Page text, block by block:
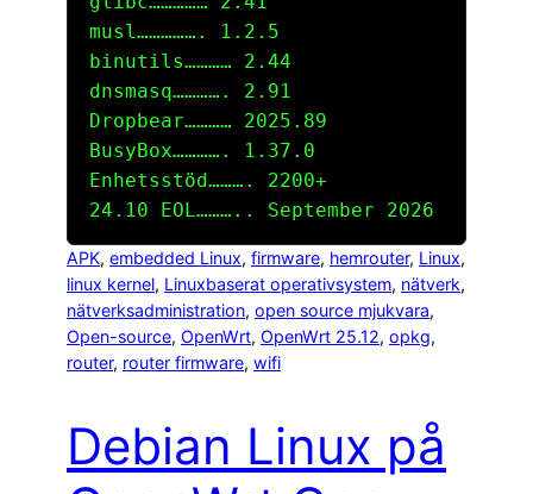
musl……………. 1.2.5
binutils………… 2.44
dnsmasq…………. 2.91
Dropbear………… 2025.89
BusyBox…………. 1.37.0
Enhetsstöd………. 2200+
24.10 EOL……….. September 2026
APK, embedded Linux, firmware, hemrouter, Linux
linux kernel, Linuxbaserat operativsystem, nätverk
nätverksadministration, open source mjukvara
Open-source, OpenWrt, OpenWrt 25.12, opkg
router, router firmware, wifi
Debian Linux på